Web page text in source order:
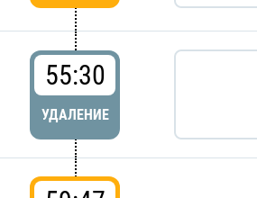
55:30
УДАЛЕНИЕ